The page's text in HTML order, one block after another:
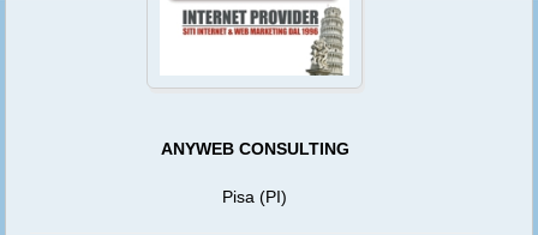
ANYWEB CONSULTING
Pisa (PI)